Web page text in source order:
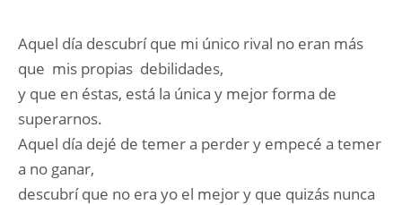
Aquel día descubrí que mi único rival no eran más
que mis propias debilidades,
y que en éstas, está la única y mejor forma de
superarnos.
Aquel día dejé de temer a perder y empecé a temer
a no ganar,
descubrí que no era yo el mejor y que quizás nunca